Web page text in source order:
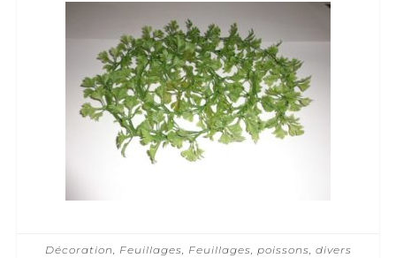
Décoration, Feuillages, Feuillages, poissons, divers